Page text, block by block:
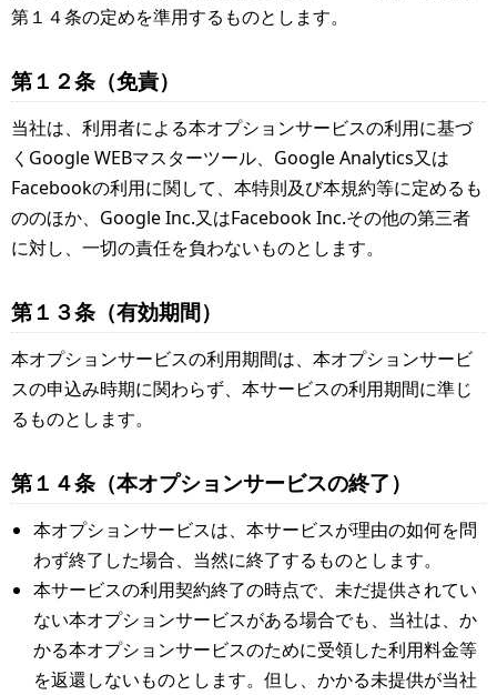
第１４条の定めを準用するものとします。
第１２条（免責）
当社は、利用者による本オプションサービスの利用に基づ
くGoogle WEBマスターツール、Google Analytics又は
Facebookの利用に関して、本特則及び本規約等に定めるも
ののほか、Google Inc.又はFacebook Inc.その他の第三者
に対し、一切の責任を負わないものとします。
第１３条（有効期間）
本オプションサービスの利用期間は、本オプションサービ
スの申込み時期に関わらず、本サービスの利用期間に準じ
るものとします。
第１４条（本オプションサービスの終了）
本オプションサービスは、本サービスが理由の如何を問
わず終了した場合、当然に終了するものとします。
本サービスの利用契約終了の時点で、未だ提供されてい
ない本オプションサービスがある場合でも、当社は、か
かる本オプションサービスのために受領した利用料金等
を返還しないものとします。但し、かかる未提供が当社